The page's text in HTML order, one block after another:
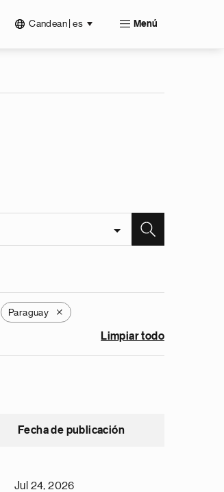
Candean | es Menú
Paraguay X
Limpiar todo
Fecha de publicación
Jul 24, 2026